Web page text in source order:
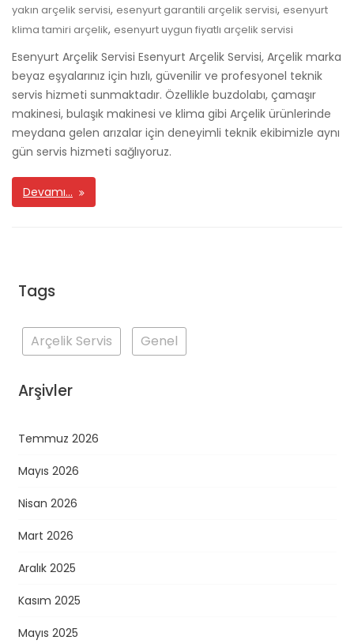
yakın arçelik servisi, esenyurt garantili arçelik servisi, esenyurt
klima tamiri arçelik, esenyurt uygun fiyatlı arçelik servisi
Esenyurt Arçelik Servisi Esenyurt Arçelik Servisi, Arçelik marka
beyaz eşyalarınız için hızlı, güvenilir ve profesyonel teknik
servis hizmeti sunmaktadır. Özellikle buzdolabı, çamaşır
makinesi, bulaşık makinesi ve klima gibi Arçelik ürünlerinde
meydana gelen arızalar için deneyimli teknik ekibimizle aynı
gün servis hizmeti sağlıyoruz.
Devamı…
Tags
Arçelik Servis Genel
Arşivler
Temmuz 2026
Mayıs 2026
Nisan 2026
Mart 2026
Aralık 2025
Kasım 2025
Mayıs 2025